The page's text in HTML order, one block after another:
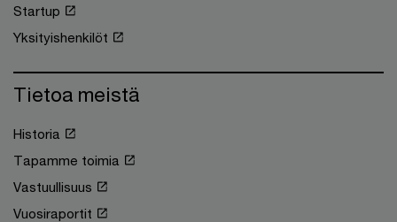
Startup
Yksityishenkilöt
Tietoa meistä
Historia
Tapamme toimia
Vastuullisuus
Vuosiraportit